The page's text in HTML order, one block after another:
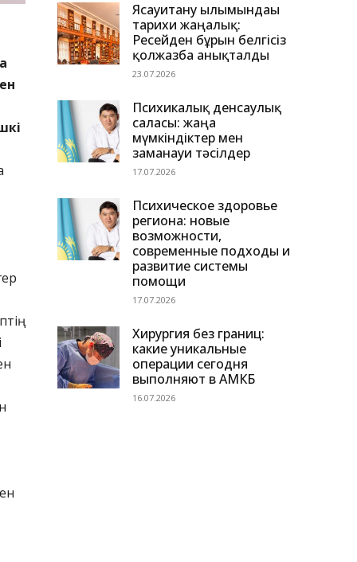
Ясауитану ғылымындағы
тарихи жаңалық:
Ресейден бұрын белгісіз
қолжазба анықталды
23.07.2026
Психикалық денсаулық
саласы: жаңа
мүмкіндіктер мен
заманауи тәсілдер
17.07.2026
Психическое здоровье
региона: новые
возможности,
современные подходы и
развитие системы
помощи
17.07.2026
Хирургия без границ:
какие уникальные
операции сегодня
выполняют в АМКБ
16.07.2026